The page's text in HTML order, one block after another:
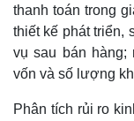
thanh toán trong
thiết kế phát triển,
vụ sau bán
vốn và số lượng
Phân tích rủi ro